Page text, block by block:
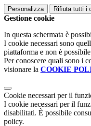
Personalizza Rifiuta tutti i
Gestione cookie
In questa schermata è
I cookie necessari sono
piattaforma e non è
Per conoscere quali sono i
visionare la COOKIE
Cookie necessari per il
I cookie necessari per il
disabilitati. È possibile
policy.